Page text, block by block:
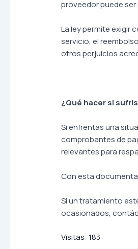
proveedor puede
La ley permite exigir
servicio, el
otros perjuicios
¿Qué hacer si
Si enfrentas una
comprobantes de
relevantes para
Con esta
Si un tratamiento
ocasionados,
Visitas: 183